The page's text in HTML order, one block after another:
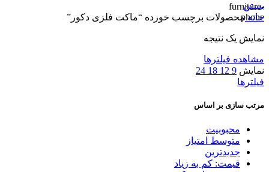
بستن
خانهمحصولات برچسب خورده “ماکت فلزی دکور”
نمایش یک نتیجه
مشاهده فیلترها
نمایش 9
12
18
24
فیلترها
مرتب سازی بر اساس
محبوبیت
متوسط امتیاز
جدیدترین
قیمت: کم به زیاد